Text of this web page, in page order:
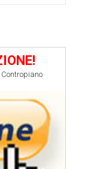
Contropiano